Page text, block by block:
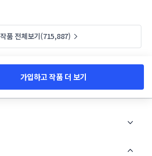
작품 전체보기(715,887)
가입하고 작품 더 보기